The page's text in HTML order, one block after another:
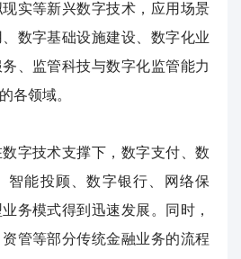
实等新兴数字技术，应用场景
数字基础设施建设、数字化业
、监管科技与数字化监管能力
各领域。
字技术支撑下，数字支付、数
智能投顾、数字银行、网络保
务模式得到迅速发展。同时，
管等部分传统金融业务的流程